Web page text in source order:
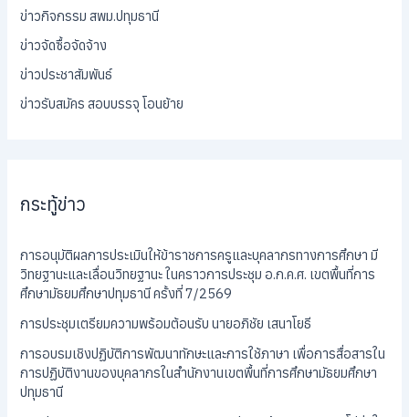
ข่าวกิจกรรม สพม.ปทุมธานี
ข่าวจัดซื้อจัดจ้าง
ข่าวประชาสัมพันธ์
ข่าวรับสมัคร สอบบรรจุ โอนย้าย
กระทู้ข่าว
การอนุมัติผลการประเมินให้ข้าราชการครูและบุคลากรทางการศึกษา มี
วิทยฐานะและเลื่อนวิทยฐานะ ในคราวการประชุม อ.ก.ค.ศ. เขตพื้นที่การ
ศึกษามัธยมศึกษาปทุมธานี ครั้งที่ 7/2569
การประชุมเตรียมความพร้อมต้อนรับ นายอภิชัย เสนาโยธี
การอบรมเชิงปฏิบัติการพัฒนาทักษะและการใช้ภาษา เพื่อการสื่อสารใน
การปฏิบัติงานของบุคลากรในสำนักงานเขตพื้นที่การศึกษามัธยมศึกษา
ปทุมธานี